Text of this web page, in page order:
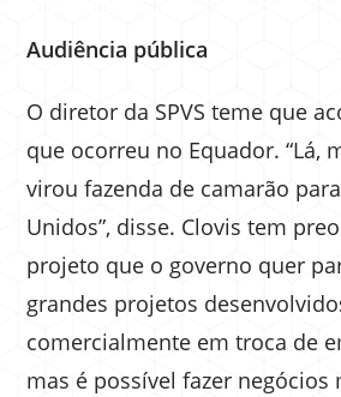
Audiência pública
O diretor da SPVS teme que
que ocorreu no Equador. “Lá,
virou fazenda de camarão
Unidos”, disse. Clovis tem
projeto que o governo quer
grandes projetos
comercialmente em troca de
mas é possível fazer negócios